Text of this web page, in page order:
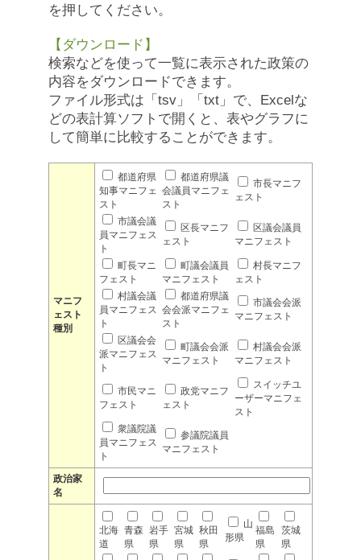
を押してください。
【ダウンロード】
検索などを使って一覧に表示された政策の
内容をダウンロードできます。
ファイル形式は「tsv」「txt」で、Excelな
どの表計算ソフトで開くと、表やグラフに
して簡単に比較することができます。
マニフ
ェスト
種別
都道府県
知事マニフェ
スト
都道府県議
会議員マニフェ
スト
市長マニフ
ェスト
市議会議
員マニフェス
ト
区長マニフ
ェスト
区議会議員
マニフェスト
町長マニ
フェスト
町議会議員
マニフェスト
村長マニフ
ェスト
村議会議
員マニフェス
ト
都道府県議
会会派マニフェ
スト
市議会会派
マニフェスト
区議会会
派マニフェス
ト
町議会会派
マニフェスト
村議会会派
マニフェスト
市民マニ
フェスト
政党マニフ
ェスト
スイッチユ
ーザーマニフェ
スト
衆議院議
員マニフェス
ト
参議院議員
マニフェスト
政治家
名
北海
道
青森
県
岩手
県
宮城
県
秋田
県
山
形県
福島
県
茨城
県